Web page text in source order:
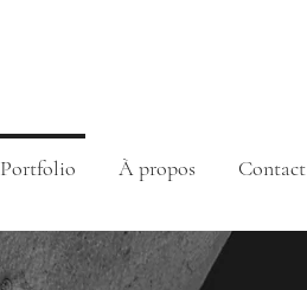
Portfolio À propos Contact